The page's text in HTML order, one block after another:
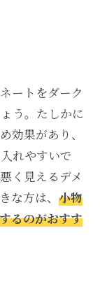
ートをダーク
う。たしかに
効果があり、
れやすいで
く見えるデメ
な方は、 小物
るのがおすす